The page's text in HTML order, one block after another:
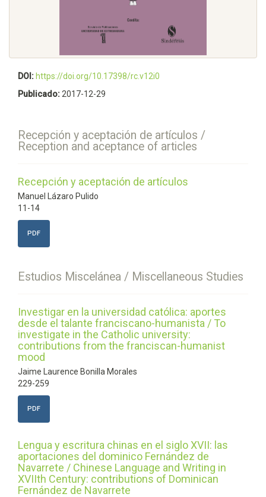
DOI: https://doi.org/10.17398/rc.v12i0
Publicado: 2017-12-29
Recepción y aceptación de artículos /
Reception and aceptance of articles
Recepción y aceptación de artículos
Manuel Lázaro Pulido
11-14
PDF
Estudios Miscelánea / Miscellaneous Studies
Investigar en la universidad católica: aportes
desde el talante franciscano-humanista / To
investigate in the Catholic university:
contributions from the franciscan-humanist
mood
Jaime Laurence Bonilla Morales
229-259
PDF
Lengua y escritura chinas en el siglo XVII: las
aportaciones del dominico Fernández de
Navarrete / Chinese Language and Writing in
XVIIth Century: contributions of Dominican
Fernández de Navarrete